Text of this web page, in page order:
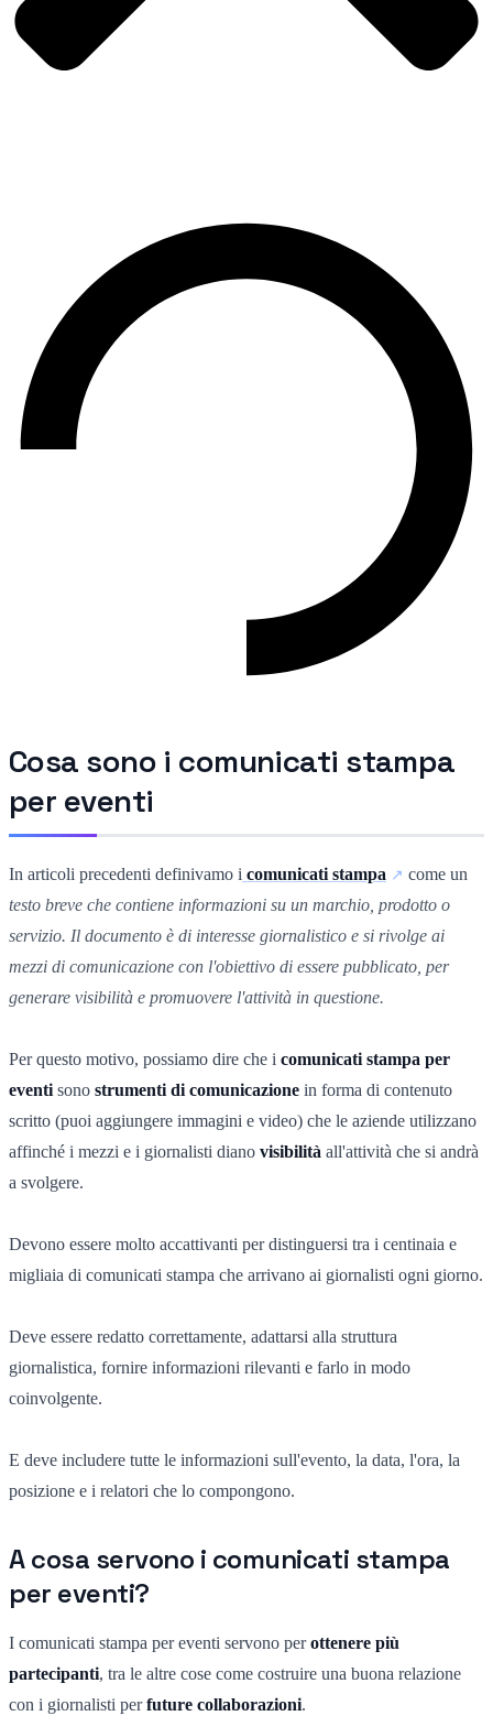
Cosa sonoi comunicati stampa
per eventi
In articoli precedenti definivamo i comunicati stampa
come un
testo breve che contiene informazioni su un marchio, prodotto o
servizio. Il documento è di interesse giornalistico e si rivolge ai
mezzi di comunicazione con l'obiettivo di essere pubblicato, per
generare visibilità e promuovere l'attività in questione.
Per questo motivo, possiamo dire che i comunicati stampa per
eventi sono strumenti di comunicazione in forma di contenuto
scritto (puoi aggiungere immagini e video) che le aziende utilizzano
affinché i mezzi e i giornalisti diano visibilità all'attività che si andrà
a svolgere.
Devono essere molto accattivanti per distinguersi tra i centinaia e
migliaia di comunicati stampa che arrivano ai giornalisti ogni giorno.
Deve essere redatto correttamente, adattarsi alla struttura
giornalistica, fornire informazioni rilevanti e farlo in modo
coinvolgente.
E deve includere tutte le informazioni sull'evento, la data, l'ora, la
posizione e i relatori che lo compongono.
A cosa servono i comunicati stampa
per eventi?
I comunicati stampa per eventi servono perottenere più
partecipanti, tra le altre cose come costruire una buona relazione
con i giornalisti perfuture collaborazioni.